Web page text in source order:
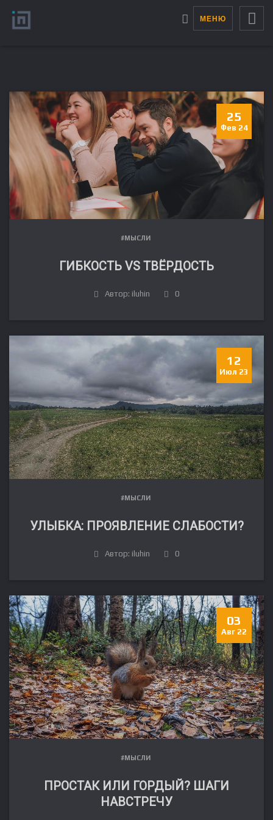
МЕНЮ
25
Фев 24
#МЫСЛИ
ГИБКОСТЬ VS ТВЁРДОСТЬ
Автор: iluhin 0
12
Июл 23
#МЫСЛИ
УЛЫБКА: ПРОЯВЛЕНИЕ СЛАБОСТИ?
Автор: iluhin 0
03
Авг 22
#МЫСЛИ
ПРОСТАК ИЛИ ГОРДЫЙ? ШАГИ
НАВСТРЕЧУ